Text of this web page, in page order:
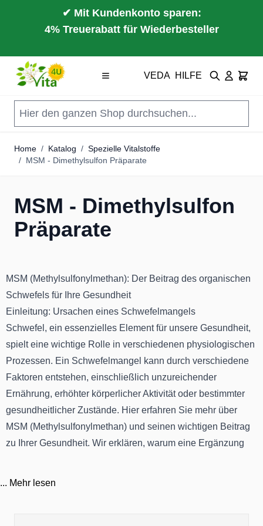
✔ Mit Kundenkonto sparen:
4% Treuerabatt für Wiederbesteller
Direkt zum Inhalt
VEDA HILFE Suche Cart
Home / Katalog / Spezielle Vitalstoffe
/ MSM - Dimethylsulfon Präparate
MSM - Dimethylsulfon
Präparate
MSM (Methylsulfonylmethan): Der Beitrag des organischen
Schwefels für Ihre Gesundheit
Einleitung: Ursachen eines Schwefelmangels
Schwefel, ein essenzielles Element für unsere Gesundheit,
spielt eine wichtige Rolle in verschiedenen physiologischen
Prozessen. Ein Schwefelmangel kann durch verschiedene
Faktoren entstehen, einschließlich unzureichender
Ernährung, erhöhter körperlicher Aktivität oder bestimmter
gesundheitlicher Zustände. Hier erfahren Sie mehr über
MSM (Methylsulfonylmethan) und seinen wichtigen Beitrag
zu Ihrer Gesundheit. Wir erklären, warum eine Ergänzung
... Mehr lesen